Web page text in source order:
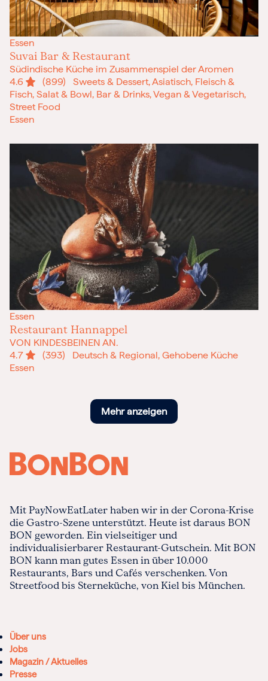
Essen
Suvai Bar & Restaurant
Südindische Küche im Zusammenspiel der Aromen
4.6
(899) Sweets & Dessert, Asiatisch, Fleisch &
Fisch, Salat & Bowl, Bar & Drinks, Vegan & Vegetarisch,
Street Food
Essen
Essen
Restaurant Hannappel
VON KINDESBEINEN AN.
4.7
(393) Deutsch & Regional, Gehobene Küche
Essen
Mehr anzeigen
Mit PayNowEatLater haben wir in der Corona-Krise
die Gastro-Szene unterstützt. Heute ist daraus BON
BON geworden. Ein vielseitiger und
individualisierbarer Restaurant-Gutschein. Mit BON
BON kann man gutes Essen in über 10.000
Restaurants, Bars und Cafés verschenken. Von
Streetfood bis Sterneküche, von Kiel bis München.
Über uns
Jobs
Magazin / Aktuelles
Presse